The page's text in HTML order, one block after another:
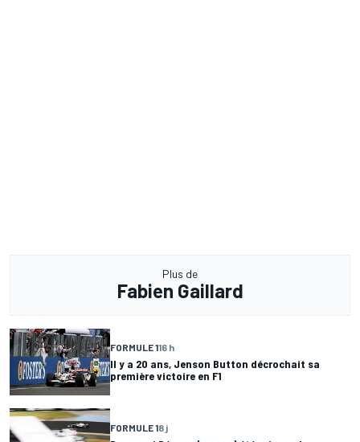
Plus de
Fabien Gaillard
FORMULE 116 h
Il y a 20 ans, Jenson Button décrochait sa
première victoire en F1
FORMULE 18 j